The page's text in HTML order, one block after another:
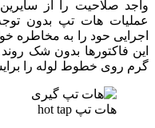
واجد صلاحیت را از
عملیات هات تپ بدون
اجرایی حود را به مخاطره
این فاکتورها بدون شک
گرم روی خطوط لوله را
هات تپ hot tap